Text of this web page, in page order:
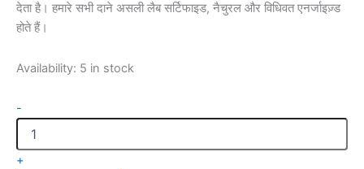
देता है। हमारे सभी दाने असली लैब सर्टिफाइड, नैचुरल और विधिवत एनर्जाइज़्ड
होते हैं।
Availability: 5 in stock
-
+